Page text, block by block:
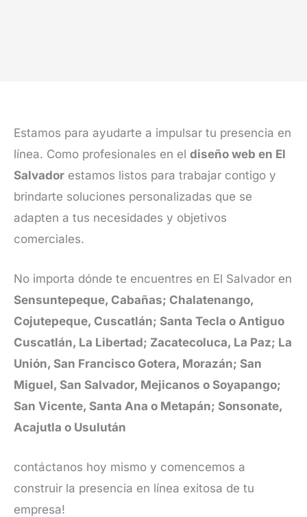
Estamos para ayudarte a impulsar tu presencia en
línea. Como profesionales en el diseño web en El
Salvador estamos listos para trabajar contigo y
brindarte soluciones personalizadas que se
adapten a tus necesidades y objetivos
comerciales.
No importa dónde te encuentres en El Salvador en
Sensuntepeque, Cabañas; Chalatenango,
Cojutepeque, Cuscatlán; Santa Tecla o Antiguo
Cuscatlán, La Libertad; Zacatecoluca, La Paz; La
Unión, San Francisco Gotera, Morazán; San
Miguel, San Salvador, Mejicanos o Soyapango;
San Vicente, Santa Ana o Metapán; Sonsonate,
Acajutla o Usulután
contáctanos hoy mismo y comencemos a
construir la presencia en línea exitosa de tu
empresa!